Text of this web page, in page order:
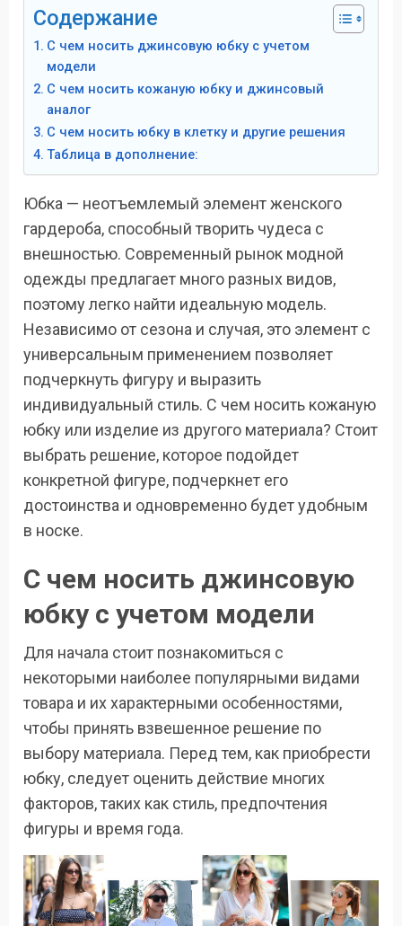
Содержание
С чем носить джинсовую юбку с учетом
модели
С чем носить кожаную юбку и джинсовый
аналог
С чем носить юбку в клетку и другие решения
Таблица в дополнение:
Юбка — неотъемлемый элемент женского
гардероба, способный творить чудеса с
внешностью. Современный рынок модной
одежды предлагает много разных видов,
поэтому легко найти идеальную модель.
Независимо от сезона и случая, это элемент с
универсальным применением позволяет
подчеркнуть фигуру и выразить
индивидуальный стиль. С чем носить кожаную
юбку или изделие из другого материала? Стоит
выбрать решение, которое подойдет
конкретной фигуре, подчеркнет его
достоинства и одновременно будет удобным
в носке.
С чем носить джинсовую
юбку с учетом модели
Для начала стоит познакомиться с
некоторыми наиболее популярными видами
товара и их характерными особенностями,
чтобы принять взвешенное решение по
выбору материала. Перед тем, как приобрести
юбку, следует оценить действие многих
факторов, таких как стиль, предпочтения
фигуры и время года.